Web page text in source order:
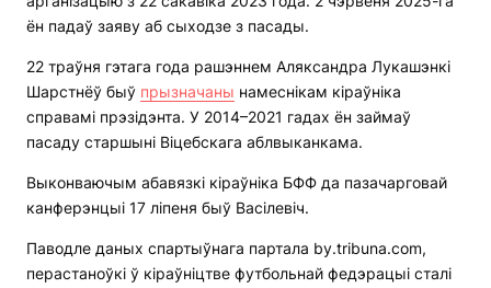
ён падаў заяву аб сыходзе з пасады.
22 траўня гэтага года рашэннем Аляксандра Лукашэнкі
Шарстнёў быў прызначаны намеснікам кіраўніка
справамі прэзідэнта. У 2014–2021 гадах ён займаў
пасаду старшыні Віцебскага аблвыканкама.
Выконваючым абавязкі кіраўніка БФФ да пазачарговай
канферэнцыі 17 ліпеня быў Васілевіч.
Паводле даных спартыўнага партала by.tribuna.com,
перастаноўкі ў кіраўніцтве футбольнай федэрацыі сталі